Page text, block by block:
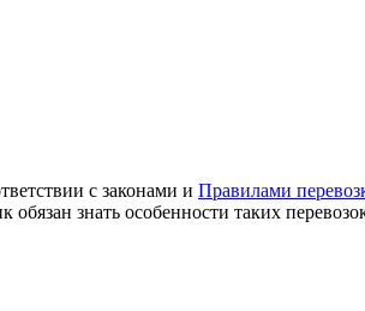
с законами и Правилами
знать особенности таких